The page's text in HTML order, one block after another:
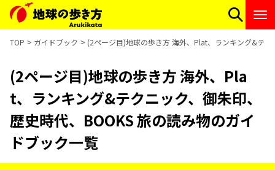
TOP ガイドブック (2ページ目)地球の歩き方 海外、Plat、ランキング&テ
(2ページ目)地球の歩き方 海外、Pla
t、ランキング&テクニック、御朱印、
歴史時代、BOOKS 旅の読み物のガイ
ドブック一覧